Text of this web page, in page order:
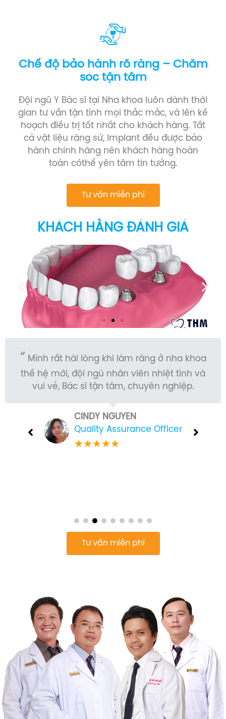
Chế độ bảo hành rõ ràng – Chăm
sóc tận tâm
Đội ngũ Y Bác sĩ tại Nha khoa luôn dành thời
gian tư vấn tận tình mọi thắc mắc, và lên kế
hoạch điều trị tốt nhất cho khách hàng. Tất
cả vật liệu răng sứ, Implant đều được bảo
hành chính hãng nên khách hàng hoàn
toàn cóthể yên tâm tin tưởng.
Tư vấn miễn phí
KHÁCH HÀNG ĐÁNH GIÁ
răng ở nha khoa
viên nhiệt tình và
chuyên nghiệp.
Officer
Mình mới làm răng sứ
Mới, cảm thấy rất hài
làm rất nhẹ nhàng.
Kỹ sư
Tư vấn miễn phí